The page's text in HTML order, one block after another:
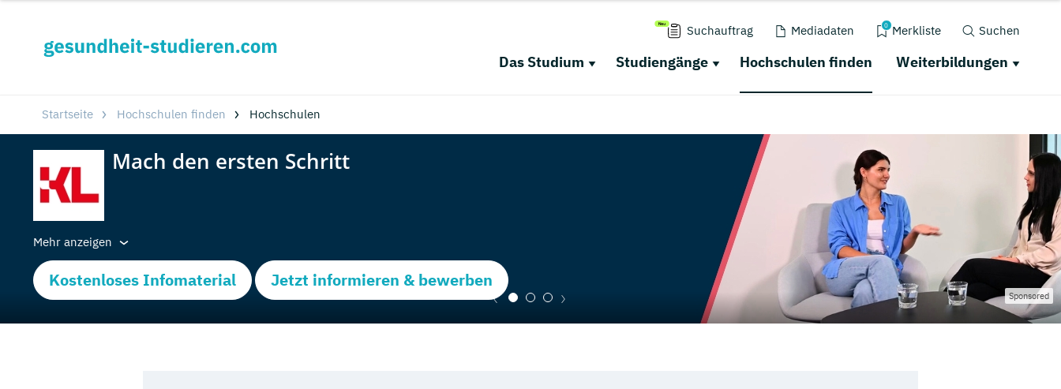
Suchauftrag Mediadaten 0 Merkliste Suchen
Das Studium Studiengänge Hochschulen finden Weiterbildungen
Startseite Hochschulen finden Hochschulen
Mehr anzeigen
Kostenloses Infomaterial Jetzt informieren & bewerben
Sponsored